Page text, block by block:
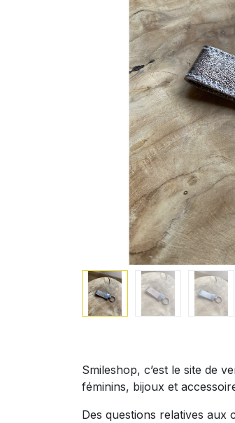
Smileshop, c’est le site de
féminins, bijoux et
Des questions relatives aux